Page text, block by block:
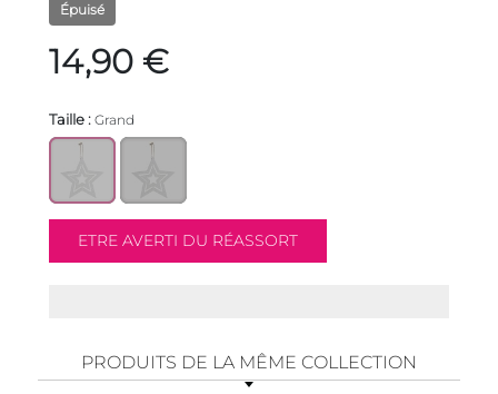
Épuisé
14,90 €
Taille : Grand
PRODUITS DE LA MÊME COLLECTION